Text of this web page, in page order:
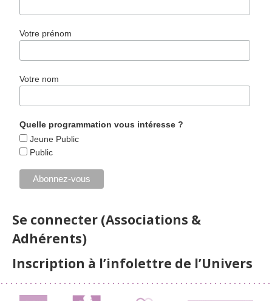
Votre prénom
Votre nom
Quelle programmation vous intéresse ?
Jeune Public
Public
Se connecter (Associations &
Adhérents)
Inscription à l’infolettre de l’Univers